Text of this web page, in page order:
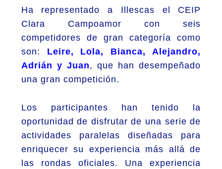
Ha representado a Illescas el CEIP
Clara Campoamor con seis
competidores de gran categoría como
son: Leire, Lola, Bianca, Alejandro,
Adrián y Juan, que han desempeñado
una gran competición.
Los participantes han tenido la
oportunidad de disfrutar de una serie de
actividades paralelas diseñadas para
enriquecer su experiencia más allá de
las rondas oficiales. Una experiencia